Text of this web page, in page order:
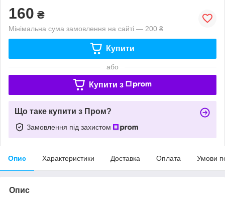
160 ₴
Мінімальна сума замовлення на сайті — 200 ₴
Купити
або
Купити з
Що таке купити з Пром?
Замовлення під захистом
Опис Характеристики Доставка Оплата Умови
Опис